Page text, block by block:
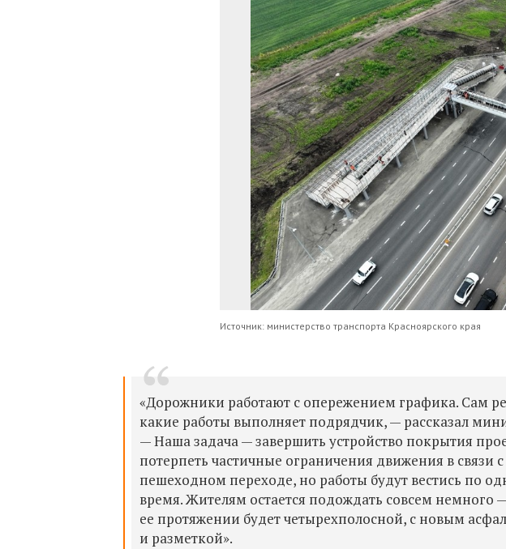
Источник: министерство транспорта Красноярского края
«Дорожники работают с опережением графика. Сам
какие работы выполняет подрядчик, — рассказал
— Наша задача — завершить устройство покрытия
потерпеть частичные ограничения движения в
пешеходном переходе, но работы будут вестись по
время. Жителям остается подождать совсем немного
ее протяжении будет четырехполосной, с новым
и разметкой».